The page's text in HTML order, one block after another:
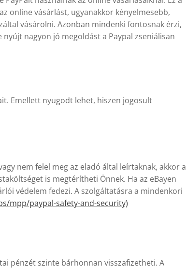
online vásárlást, ugyanakkor kényelmesebb,
vásárolni. Azonban mindenki fontosnak érzi,
nagyon jó megoldást a Paypal zseniálisan
Emellett nyugodt lehet, hiszen jogosult
nem felel meg az eladó által leírtaknak, akkor a
is megtérítheti Önnek. Ha az eBayen
védelem fedezi. A szolgáltatásra a mindenkori
mpp/paypal-safety-and-security)
pénzét szinte bárhonnan visszafizetheti. A